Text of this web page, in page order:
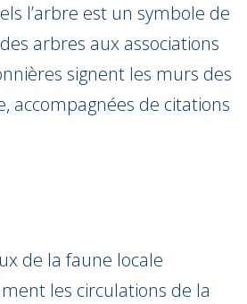
l’arbre est un symbole de
arbres aux associations
signent les murs des
accompagnées de citations
de la faune locale
les circulations de la